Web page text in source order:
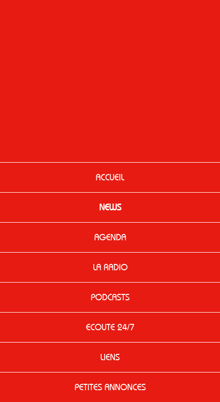
ACCUEIL
NEWS
AGENDA
LA RADIO
PODCASTS
ECOUTE 24/7
LIENS
PETITES ANNONCES